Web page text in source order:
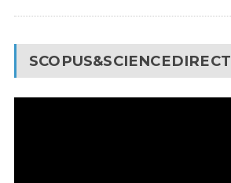
SCOPUS&SCIENCEDIRECT